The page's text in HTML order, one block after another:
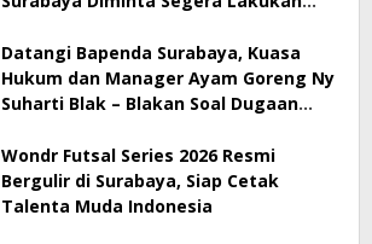
Datangi Bapenda Surabaya, Kuasa
Hukum dan Manager Ayam Goreng Ny
Suharti Blak – Blakan Soal Dugaan
Wondr Futsal Series 2026 Resmi
Bergulir di Surabaya, Siap Cetak
Talenta Muda Indonesia